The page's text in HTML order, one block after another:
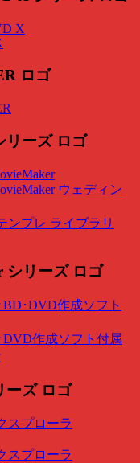
X
ウェディン
ンプレ ライブラリ
･DVD作成ソフト
作成ソフト付属
スプローラ
スプローラ